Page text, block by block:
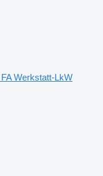
Werkstatt-LkW